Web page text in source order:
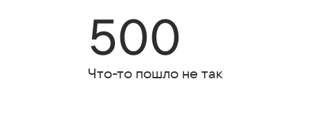
500
Что-то пошло не так